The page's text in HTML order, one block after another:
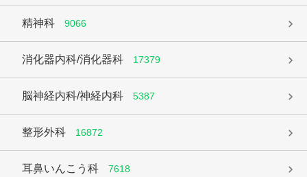
精神科 9066
消化器内科/消化器科 17379
脳神経内科/神経内科 5387
整形外科 16872
耳鼻いんこう科 7618